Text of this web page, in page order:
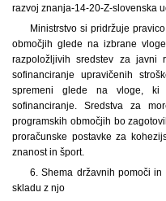
razvoj znanja-14-20-Z-slovenska
Ministrstvo si pridržuje
območjih glede na izbrane
razpoložljivih sredstev za javni
sofinanciranje upravičenih
spremeni glede na vloge,
sofinanciranje. Sredstva za
programskih območjih bo
proračunske postavke za
znanost in šport.
6. Shema državnih pomoči
skladu z njo